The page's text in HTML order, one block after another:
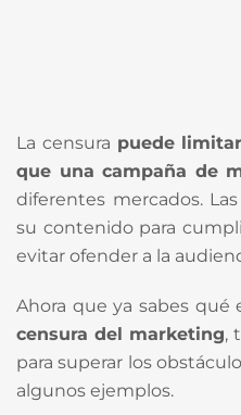
La censura puede
que una campaña de
diferentes mercados.
su contenido para
evitar ofender a la
Ahora que ya sabes qué
censura del marketing,
para superar los
algunos ejemplos.